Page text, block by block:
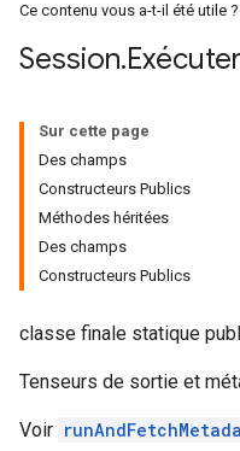
Ce contenu vous a-t-il été utile ?
Session.Exécuter
Sur cette page
Des champs
Constructeurs Publics
Méthodes héritées
Des champs
Constructeurs Publics
classe finale statique
Tenseurs de sortie et
Voir